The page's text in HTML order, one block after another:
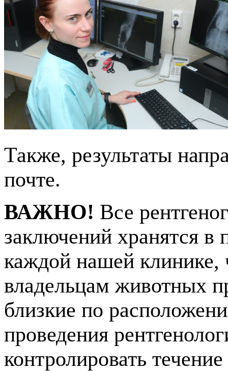
Также, результаты
почте.
ВАЖНО! Все
заключений хранятся в
каждой нашей клинике,
владельцам животных
близкие по
проведения
контролировать